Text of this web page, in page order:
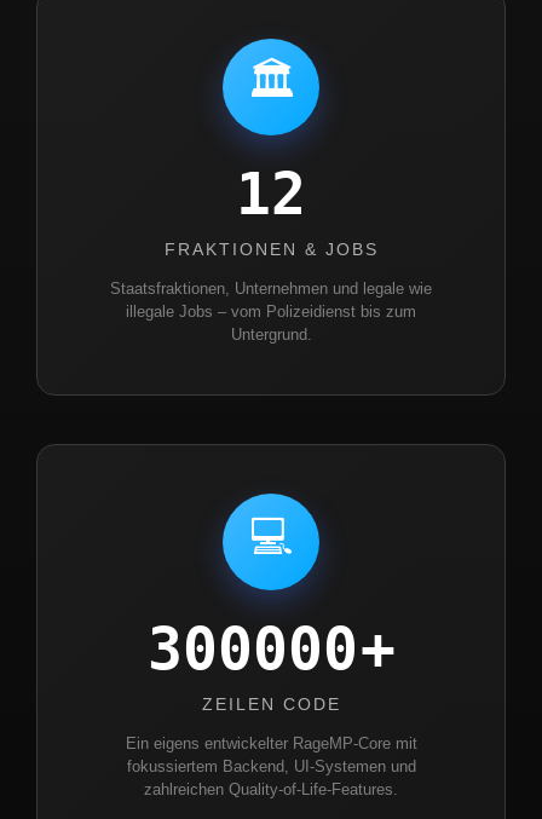
🏛️
12
FRAKTIONEN & JOBS
Staatsfraktionen, Unternehmen und legale wie
illegale Jobs – vom Polizeidienst bis zum
Untergrund.
💻
300000
ZEILEN CODE
Ein eigens entwickelter RageMP-Core mit
fokussiertem Backend, UI-Systemen und
zahlreichen Quality-of-Life-Features.